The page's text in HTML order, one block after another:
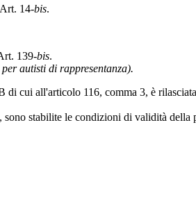
Art. 14-bis.
139-bis.
autisti di rappresentanza).
cui all'articolo 116, comma 3, è
stabilite le condizioni di validità